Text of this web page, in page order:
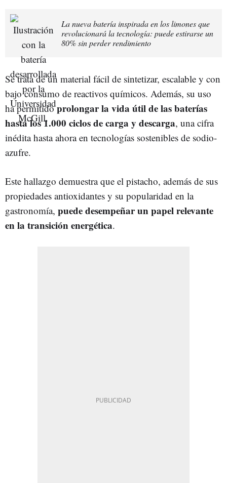
La nueva batería inspirada en los limones que
revolucionará la tecnología: puede estirarse un
80% sin perder rendimiento
Se trata de un material fácil de sintetizar, escalable y con
bajo consumo de reactivos químicos. Además, su uso
ha permitidoprolongar la vida útil de las baterías
hasta los 1.000 ciclos de carga y descarga, una cifra
inédita hasta ahora en tecnologías sostenibles de sodio-
azufre.
Este hallazgo demuestra que el pistacho, además de sus
propiedades antioxidantes y su popularidad en la
gastronomía, puede desempeñar un papel relevante
en la transición energética.